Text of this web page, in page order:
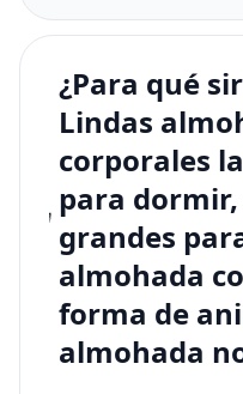
¿Para qué
Lindas
corporales
para
grandes
almohada
forma de
almohada